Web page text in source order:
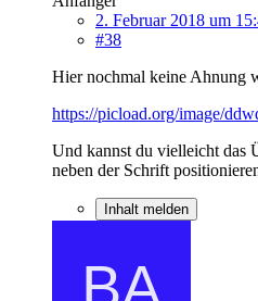
2. Februar 2018 um
#38
Hier nochmal keine Ahnung
https://picload.org/image/
Und kannst du vielleicht das
neben der Schrift
Inhalt melden